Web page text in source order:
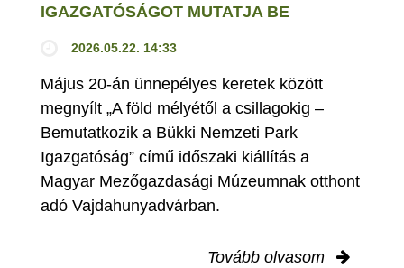
IGAZGATÓSÁGOT MUTATJA BE
2026.05.22. 14:33
Május 20-án ünnepélyes keretek között
megnyílt „A föld mélyétől a csillagokig –
Bemutatkozik a Bükki Nemzeti Park
Igazgatóság” című időszaki kiállítás a
Magyar Mezőgazdasági Múzeumnak otthont
adó Vajdahunyadvárban.
Tovább olvasom